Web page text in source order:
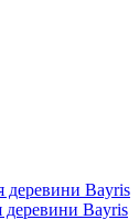
деревини Bayris